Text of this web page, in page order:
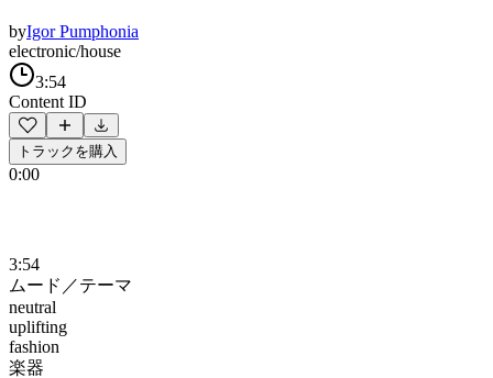
byIgor Pumphonia
electronic/house
3:54
Content ID
トラックを購入
0:00
3:54
ムード／テーマ
neutral
uplifting
fashion
楽器